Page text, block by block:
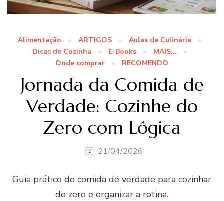
Alimentação ARTIGOS
Aulas de Culinária
Dicas de Cozinha
E-Books
MAIS...
Onde comprar
RECOMENDO
Jornada da Comida de
Verdade: Cozinhe do
Zero com Lógica
21/04/2026
Guia prático de comida de verdade para cozinhar
do zero e organizar a rotina.